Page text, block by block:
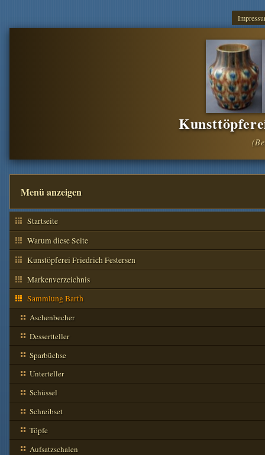
Menü anzeigen
Startseite
Warum diese Seite
Kunstöpferei Friedrich Festersen
Markenverzeichnis
Sammlung Barth
Aschenbecher
Dessertteller
Sparbüchse
Unterteller
Schüssel
Schreibset
Töpfe
Aufsatzschalen